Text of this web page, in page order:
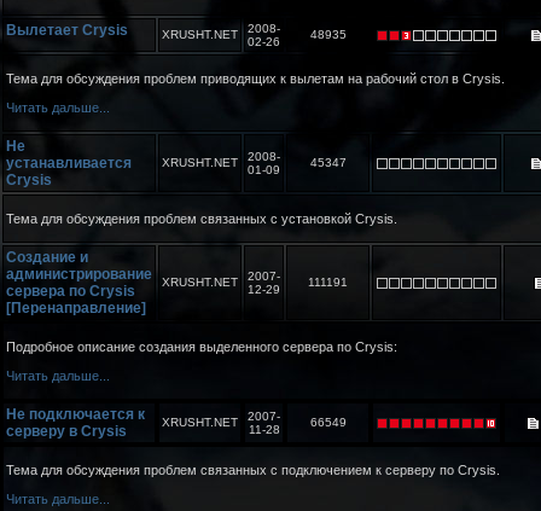
Вылетает Crysis XRUSHT.NET
2008-
02-26
48935
Тема для обсуждения проблем приводящих к вылетам на рабочий стол в Crysis.
Читать дальше...
Не
устанавливается
Crysis
XRUSHT.NET
2008-
01-09
45347
Тема для обсуждения проблем связанных с установкой Crysis.
Создание и
администрирование
сервера по Crysis
[Перенаправление]
XRUSHT.NET
2007-
12-29
111191
Подробное описание создания выделенного сервера по Crysis:
Читать дальше...
Не подключается к
серверу в Crysis
XRUSHT.NET
2007-
11-28
66549
Тема для обсуждения проблем связанных с подключением к серверу по Crysis.
Читать дальше...